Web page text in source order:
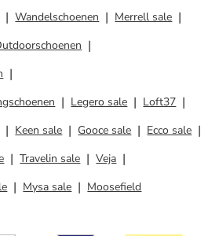
Wandelschoenen
Merrell sale
Legero sale
Loft37
Keen sale Gooce sale
Ecco sale
Travelin sale
Veja
Mysa sale Moosefield